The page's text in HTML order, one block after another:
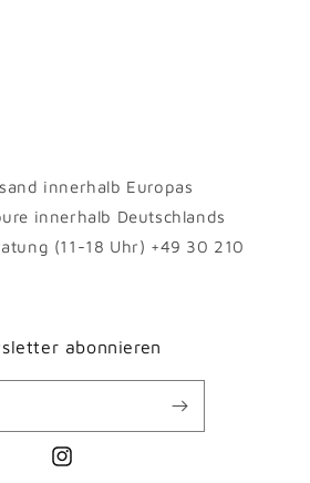
innerhalb Europas
innerhalb Deutschlands
(11-18 Uhr) +49 30 210
abonnieren
Instagram